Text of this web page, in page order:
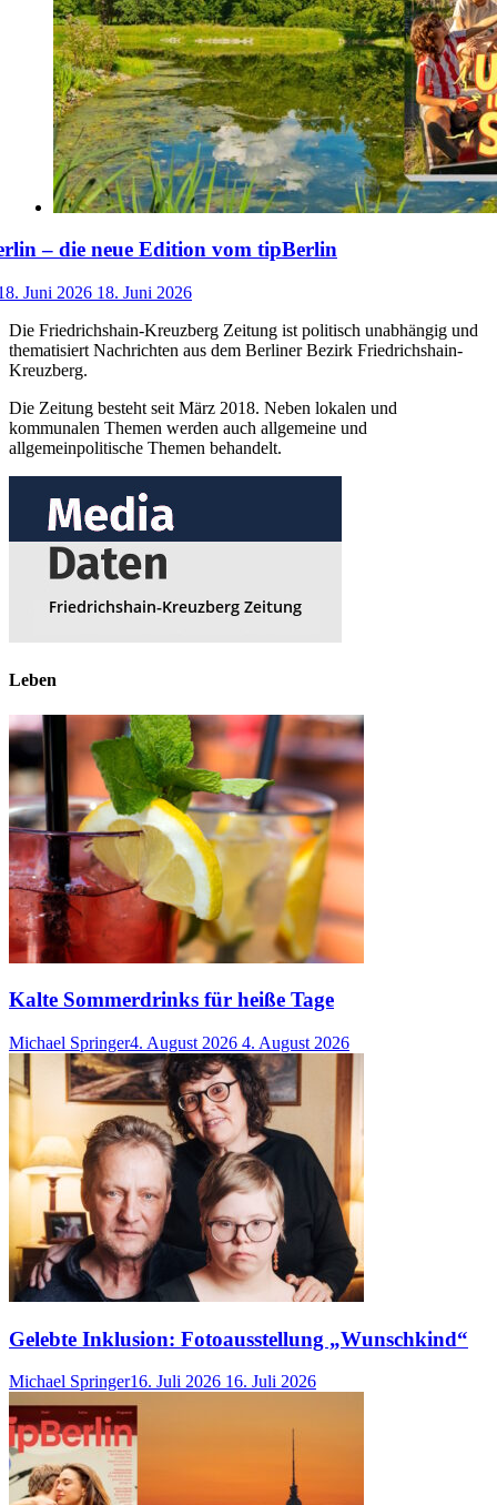
– die neue Edition vom tipBerlin
Juni 2026 18. Juni 2026
Die Friedrichshain-Kreuzberg Zeitung ist politisch unabhängig und
thematisiert Nachrichten aus dem Berliner Bezirk Friedrichshain-
Kreuzberg.
Die Zeitung besteht seit März 2018. Neben lokalen und
kommunalen Themen werden auch allgemeine und
allgemeinpolitische Themen behandelt.
Leben
Kalte Sommerdrinks für heiße Tage
Michael Springer4. August 2026 4. August 2026
Gelebte Inklusion: Fotoausstellung „Wunschkind“
Michael Springer16. Juli 2026 16. Juli 2026